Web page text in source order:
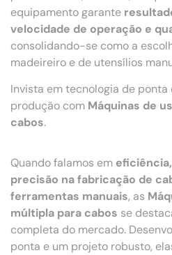
equipamento garante
velocidade de operação e
consolidando-se como a
madeireiro e de utensílios
Invista em tecnologia de ponta
produção com Máquinas de
cabos.
Quando falamos em
precisão na fabricação de
ferramentas manuais, as
múltipla para cabos se
completa do mercado.
ponta e um projeto robusto,